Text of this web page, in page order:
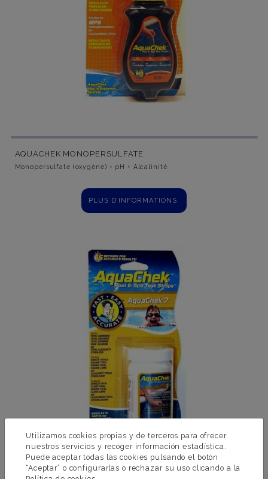
AQUACHEK MONOPERSULFATE
Monopersulfate (oxygène) + pH + Alcalinité
PLUS D’INFORMATIONS.
Utilizamos cookies propias y de terceros para ofrecer
nuestros servicios y recoger información estadística.
Puede aceptar todas las cookies pulsando el botón
“Aceptar” o configurarlas o rechazar su uso clicando a la